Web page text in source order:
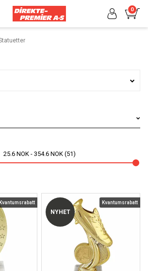
0
25.6 NOK 354.6 NOK 51
NYHET
Kvantumsrabatt